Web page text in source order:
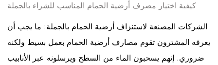
كيفية اختيار مصرف أرضية الحمام المناسب للشراء بالجملة
الشركات المصنعة لاستنزاف أرضية الحمام بالجملة: ما يجب أن
يعرفه المشترون تقوم مصارف أرضية الحمام بعمل بسيط ولكنه
ضروري. إنهم يسحبون الماء من السطح ويرسلونه عبر الأنابيب